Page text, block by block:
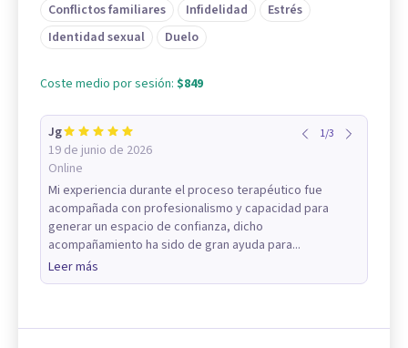
Conflictos familiares
Infidelidad
Estrés
Identidad sexual
Duelo
Coste medio por sesión: $849
Jg
19 de junio de 2026
Online
1/3
Mi experiencia durante el proceso terapéutico fue
acompañada con profesionalismo y capacidad para
generar un espacio de confianza, dicho
acompañamiento ha sido de gran ayuda para...
Leer más